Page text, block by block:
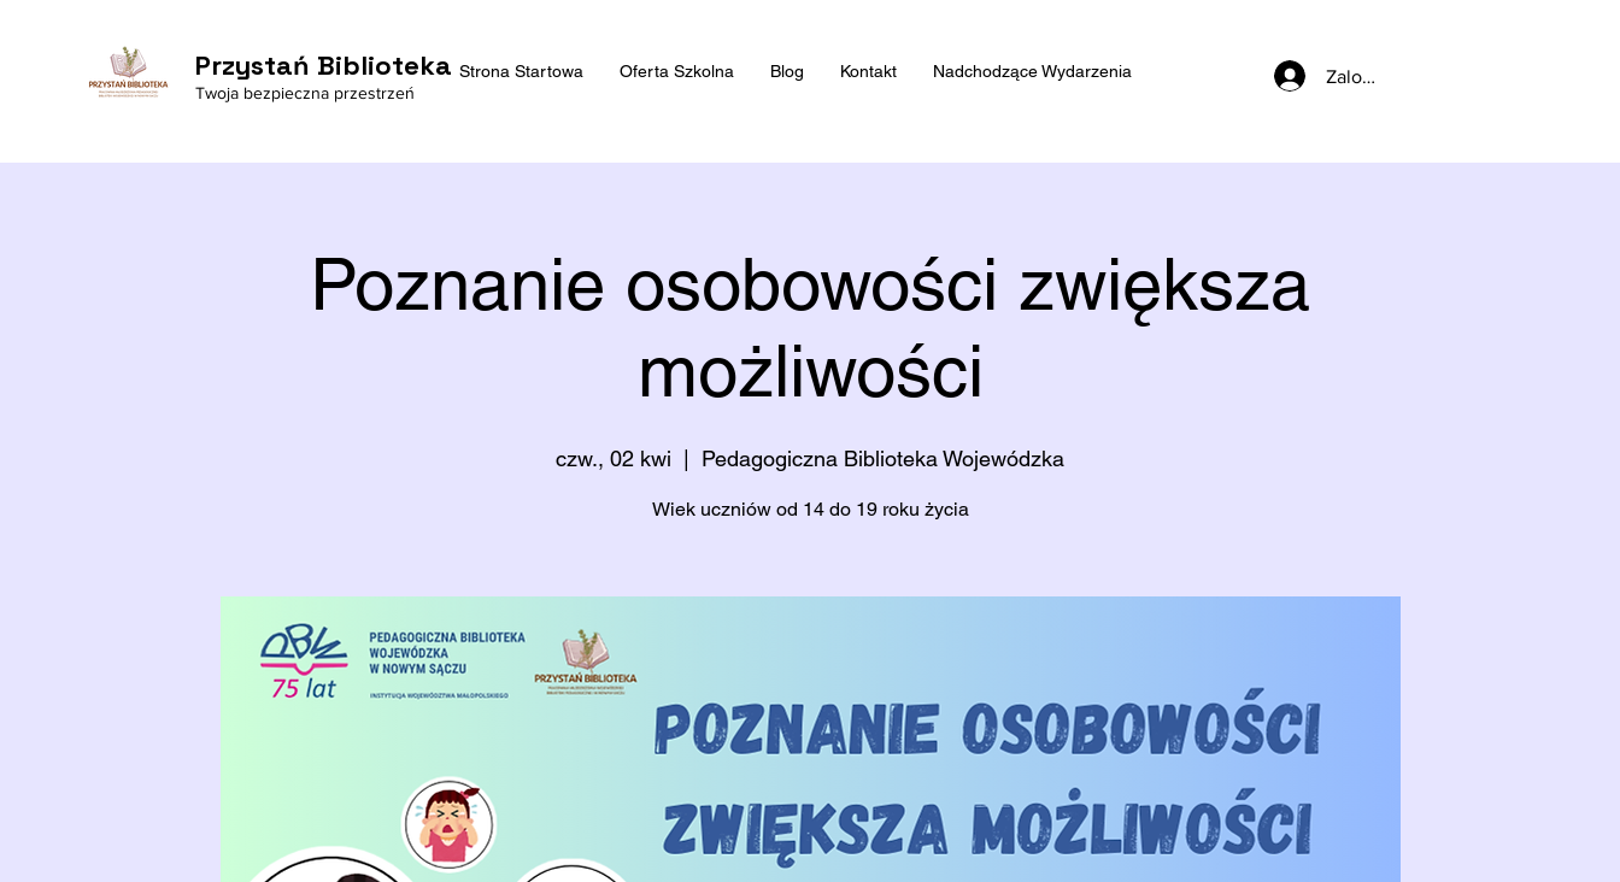
Przystań Biblioteka
Twoja bezpieczna przestrzeń
Strona Startowa Oferta Szkolna Blog Kontakt Nadchodzące Wydarzenia Zaloguj się
Poznanie osobowości zwiększa
możliwości
czw., 02 kwi Pedagogiczna Biblioteka Wojewódzka
Wiek uczniów od 14 do 19 roku życia